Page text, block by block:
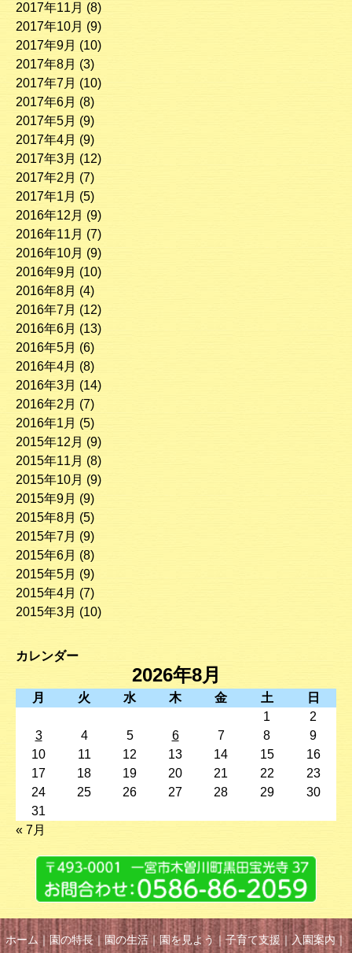
2017年11月 (8)
2017年10月 (9)
2017年9月 (10)
2017年8月 (3)
2017年7月 (10)
2017年6月 (8)
2017年5月 (9)
2017年4月 (9)
2017年3月 (12)
2017年2月 (7)
2017年1月 (5)
2016年12月 (9)
2016年11月 (7)
2016年10月 (9)
2016年9月 (10)
2016年8月 (4)
2016年7月 (12)
2016年6月 (13)
2016年5月 (6)
2016年4月 (8)
2016年3月 (14)
2016年2月 (7)
2016年1月 (5)
2015年12月 (9)
2015年11月 (8)
2015年10月 (9)
2015年9月 (9)
2015年8月 (5)
2015年7月 (9)
2015年6月 (8)
2015年5月 (9)
2015年4月 (7)
2015年3月 (10)
カレンダー
2026年8月
月 火 水 木 金 土
日
1
2
3
4 5 6 7 8
9
10
11 12 13 14 15
16
17
18 19 20 21 22
23
24
25 26 27 28 29
30
31
« 7月
ホーム ｜ 園の特長｜ 園の生活 ｜ 園を見よう ｜ 子育て支援 ｜入園案内｜